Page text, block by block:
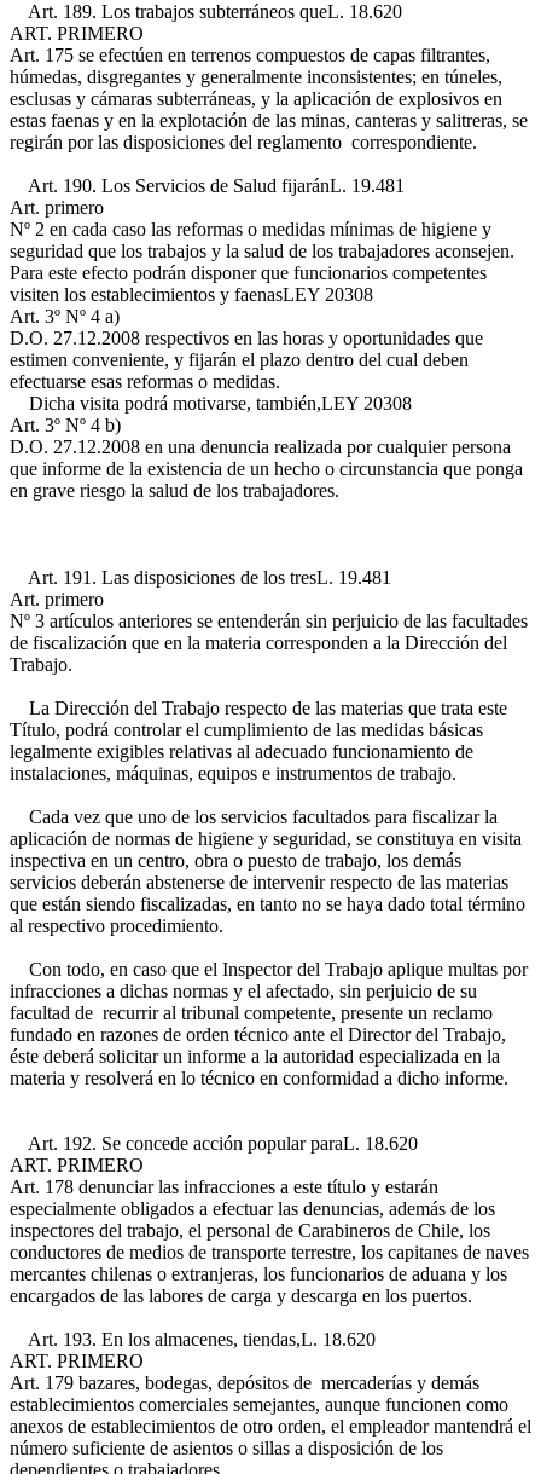
Art. 189. Los trabajos subterráneos queL. 18.620
ART. PRIMERO
Art. 175 se efectúen en terrenos compuestos de capas filtrantes,
húmedas, disgregantes y generalmente inconsistentes; en túneles,
esclusas y cámaras subterráneas, y la aplicación de explosivos en
estas faenas y en la explotación de las minas, canteras y salitreras, se
regirán por las disposiciones del reglamento correspondiente.
Art. 190. Los Servicios de Salud fijaránL. 19.481
Art. primero
Nº 2 en cada caso las reformas o medidas mínimas de higiene y
seguridad que los trabajos y la salud de los trabajadores aconsejen.
Para este efecto podrán disponer que funcionarios competentes
visiten los establecimientos y faenasLEY 20308
Art. 3º Nº 4 a)
D.O. 27.12.2008 respectivos en las horas y oportunidades que
estimen conveniente, y fijarán el plazo dentro del cual deben
efectuarse esas reformas o medidas.
Dicha visita podrá motivarse, también,LEY 20308
Art. 3º Nº 4 b)
D.O. 27.12.2008 en una denuncia realizada por cualquier persona
que informe de la existencia de un hecho o circunstancia que ponga
en grave riesgo la salud de los trabajadores.
Art. 191. Las disposiciones de los tresL. 19.481
Art. primero
Nº 3 artículos anteriores se entenderán sin perjuicio de las facultades
de fiscalización que en la materia corresponden a la Dirección del
Trabajo.
La Dirección del Trabajo respecto de las materias que trata este
Título, podrá controlar el cumplimiento de las medidas básicas
legalmente exigibles relativas al adecuado funcionamiento de
instalaciones, máquinas, equipos e instrumentos de trabajo.
Cada vez que uno de los servicios facultados para fiscalizar la
aplicación de normas de higiene y seguridad, se constituya en visita
inspectiva en un centro, obra o puesto de trabajo, los demás
servicios deberán abstenerse de intervenir respecto de las materias
que están siendo fiscalizadas, en tanto no se haya dado total término
al respectivo procedimiento.
Con todo, en caso que el Inspector del Trabajo aplique multas por
infracciones a dichas normas y el afectado, sin perjuicio de su
facultad de recurrir al tribunal competente, presente un reclamo
fundado en razones de orden técnico ante el Director del Trabajo,
éste deberá solicitar un informe a la autoridad especializada en la
materia y resolverá en lo técnico en conformidad a dicho informe.
Art. 192. Se concede acción popular paraL. 18.620
ART. PRIMERO
Art. 178 denunciar las infracciones a este título y estarán
especialmente obligados a efectuar las denuncias, además de los
inspectores del trabajo, el personal de Carabineros de Chile, los
conductores de medios de transporte terrestre, los capitanes de naves
mercantes chilenas o extranjeras, los funcionarios de aduana y los
encargados de las labores de carga y descarga en los puertos.
Art. 193. En los almacenes, tiendas,L. 18.620
ART. PRIMERO
Art. 179 bazares, bodegas, depósitos de mercaderías y demás
establecimientos comerciales semejantes, aunque funcionen como
anexos de establecimientos de otro orden, el empleador mantendrá el
número suficiente de asientos o sillas a disposición de los
dependientes o trabajadores.